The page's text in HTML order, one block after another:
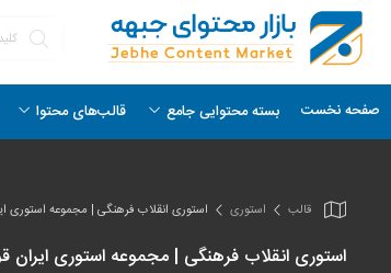
صفحه نخست بسته محتوایی جامع قالب‌های محتوا
قالب استوری استوری انقلاب فرهنگی | مجموعه استوری
استوری انقلاب فرهنگی | مجموعه استوری ایران